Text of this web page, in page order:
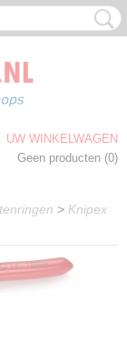
UW WINKELWAGEN
Geen producten (0)
> Knipex